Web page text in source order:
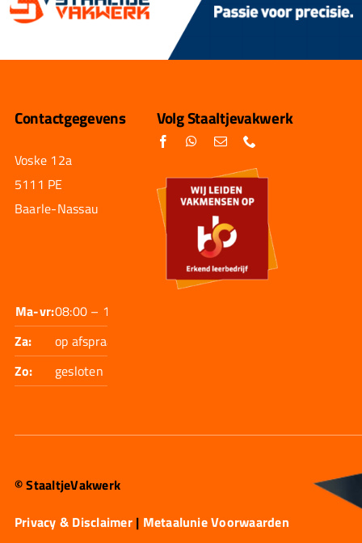
Contactgegevens
Voske 12a
5111 PE
Baarle-Nassau
Ma-vr:08:00 – 17:30
Za:
op afspraak
Zo:
gesloten
Volg Staaltjevakwerk
© StaaltjeVakwerk
Privacy & Disclaimer| Metaalunie Voorwaarden